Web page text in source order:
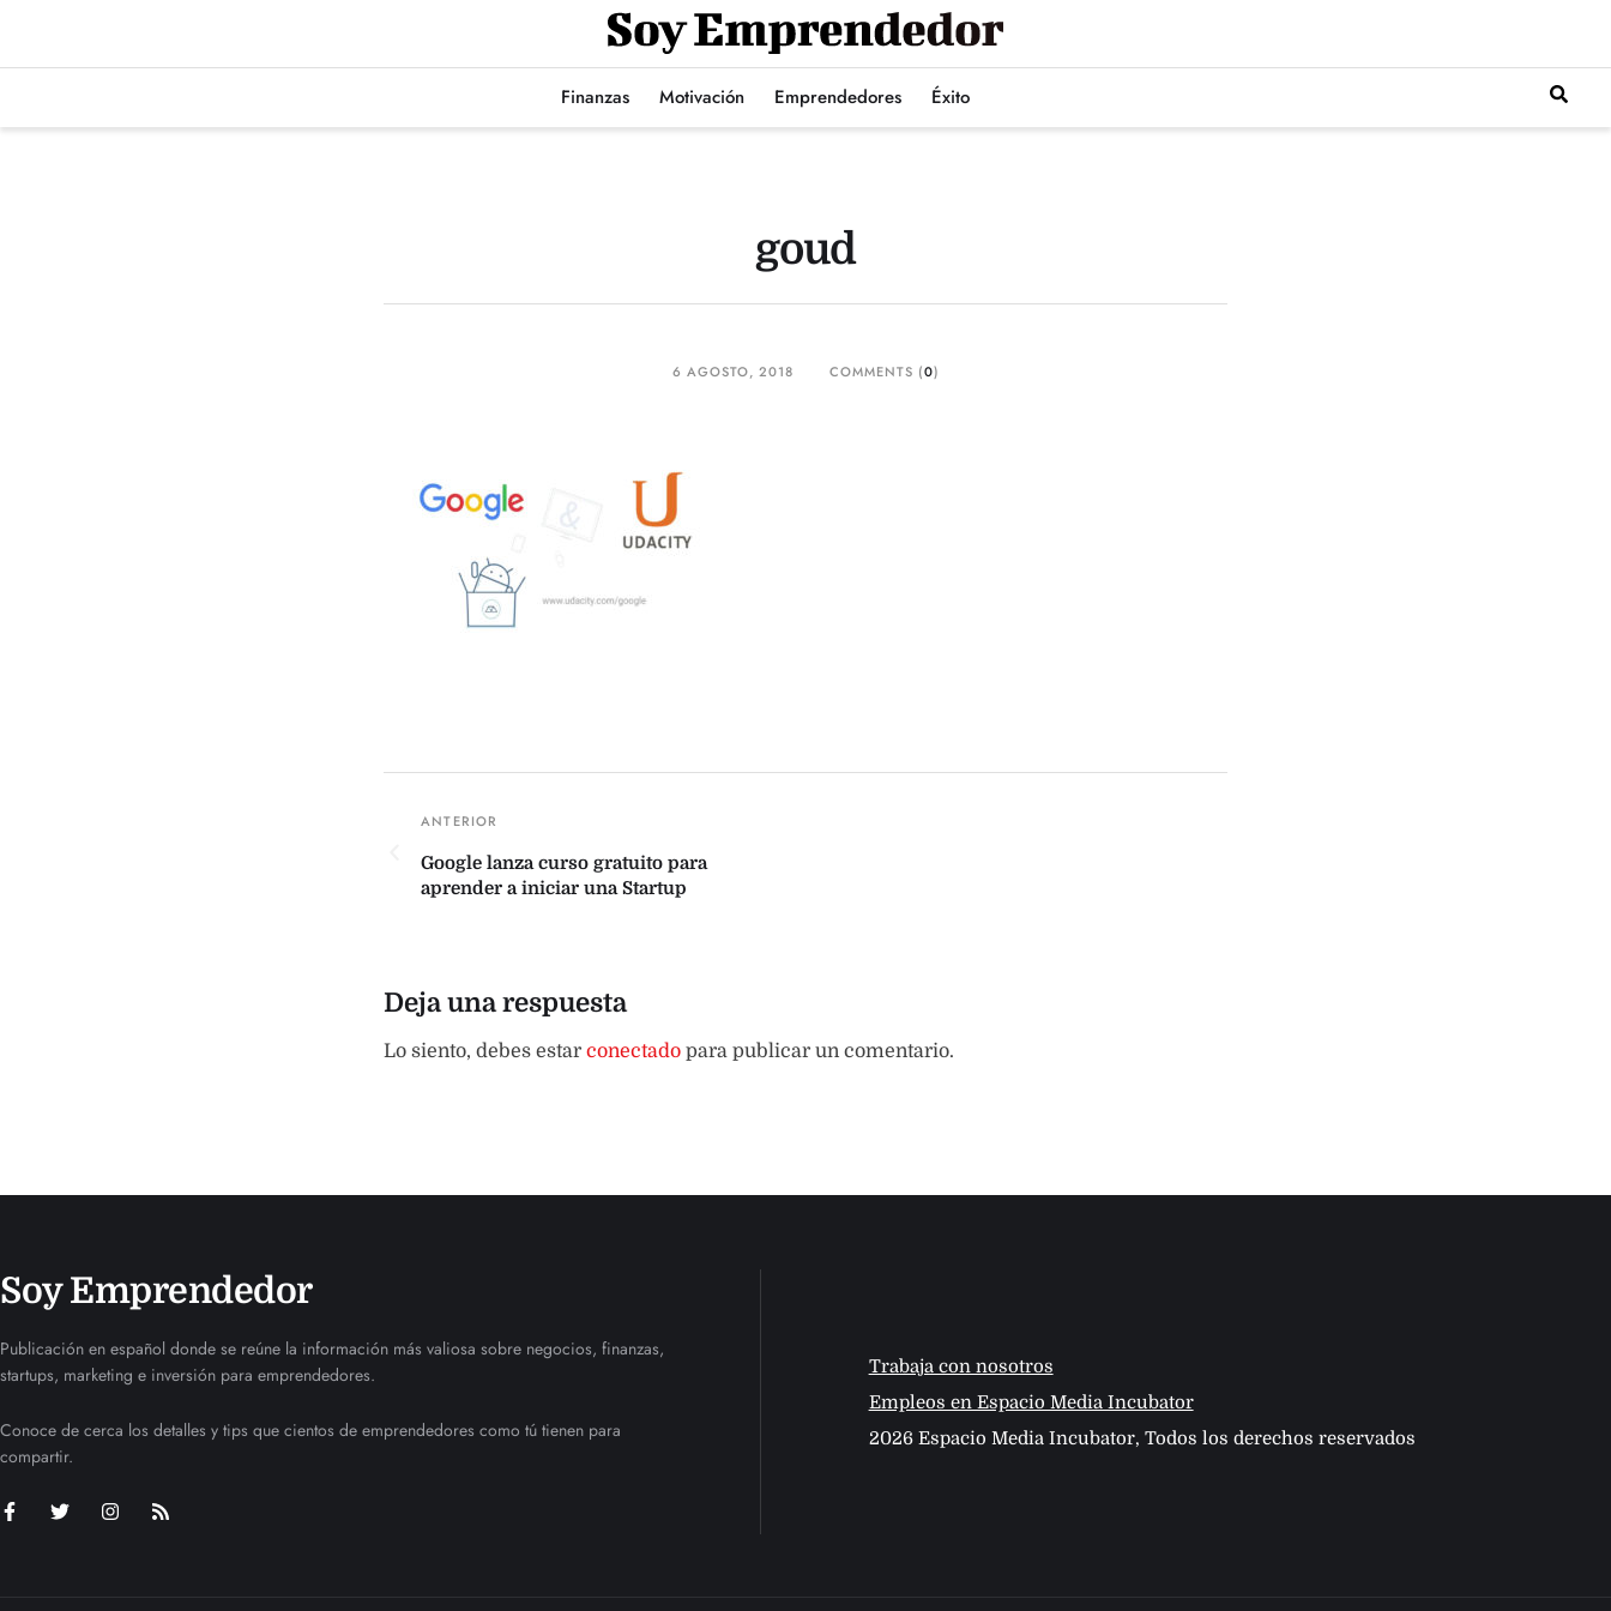
Finanzas Motivación Emprendedores Éxito
goud
6 AGOSTO, 2018 COMMENTS (0)
Google lanza curso gratuito para
aprender a iniciar una Startup
Deja una respuesta
Lo siento, debes estar conectado para publicar un comentario.
Soy Emprendedor
Publicación en español donde se reúne la información más valiosa sobre negocios, finanzas,
startups, marketing e inversión para emprendedores.
Conoce de cerca los detalles y tips que cientos de emprendedores como tú tienen para
compartir.
Trabaja con nosotros
Empleos en Espacio Media Incubator
2026 Espacio Media Incubator, Todos los derechos reservados